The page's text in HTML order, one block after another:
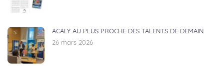
ACALY AU PLUS PROCHE DES TALENTS DE DEMAIN
26 mars 2026